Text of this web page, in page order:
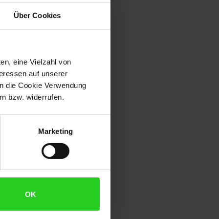
Über Cookies
eine Vielzahl von
auf unserer
die Cookie Verwendung
bzw. widerrufen.
Marketing
OK